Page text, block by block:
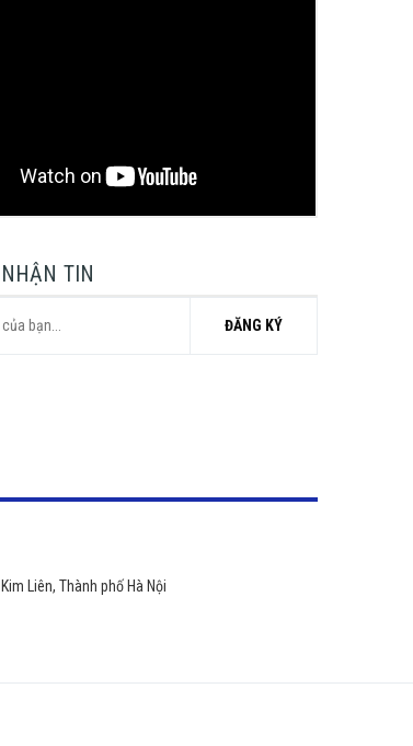
TIN
ĐĂNG KÝ
Liên, Thành phố Hà Nội